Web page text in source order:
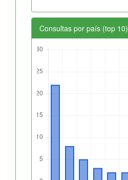
Consultas por país (top 10)